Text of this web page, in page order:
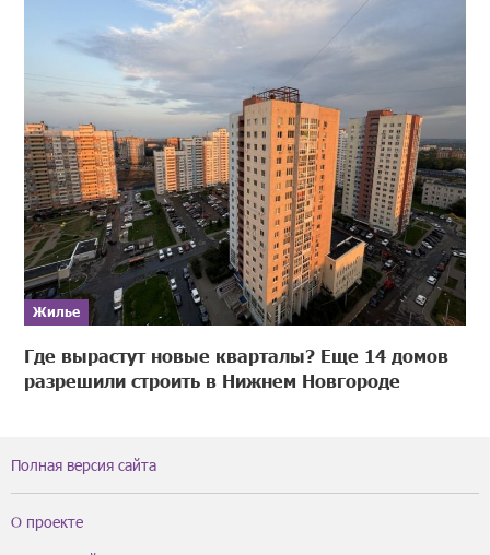
Жилье
Где вырастут новые кварталы? Еще 14 домов
разрешили строить в Нижнем Новгороде
Полная версия сайта
О проекте